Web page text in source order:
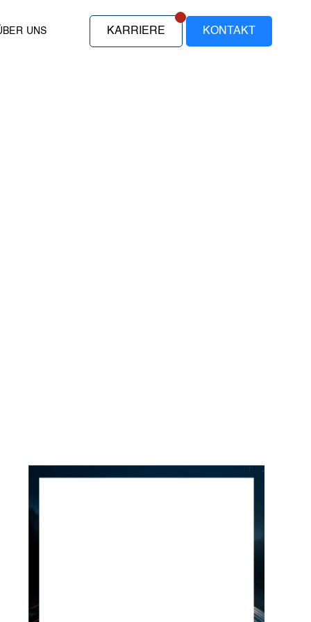
UNS KARRIERE KONTAKT